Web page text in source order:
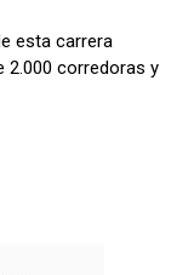
esta carrera
2.000 corredoras y